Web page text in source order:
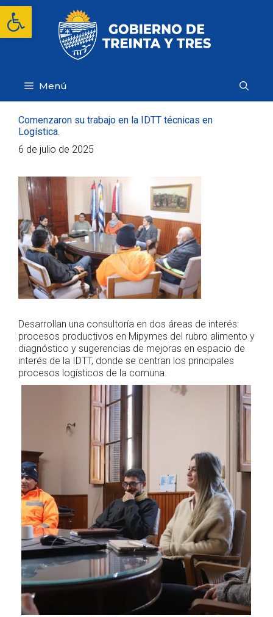
Abrir barra de herramientas
Saltar
contenido
Menú
Comenzaron su trabajo en la IDTT técnicas en
Logística.
6 de julio de 2025
Desarrollan una consultoría en dos áreas de interés:
procesos productivos en Mipymes del rubro alimento y
diagnóstico y sugerencias de mejoras en espacio de
interés de la IDTT, donde se centran los principales
procesos logísticos de la comuna.